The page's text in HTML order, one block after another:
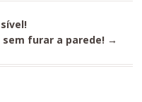
sem furar a parede! →